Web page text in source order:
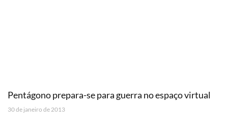
Pentágono prepara-se para guerra no espaço virtual
30 de janeiro de 2013